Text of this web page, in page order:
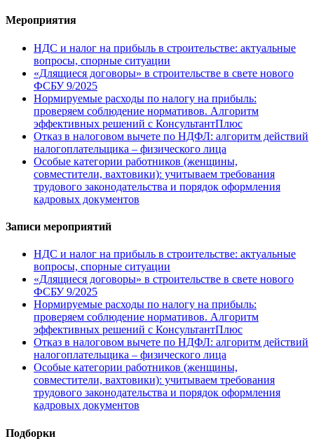
Мероприятия
НДС и налог на прибыль в строительстве: актуальные
вопросы, спорные ситуации
«Длящиеся договоры» в строительстве в свете нового
ФСБУ 9/2025
Нормируемые расходы по налогу на прибыль:
проверяем соблюдение нормативов. Алгоритм
эффективных решений с КонсультантПлюс
Отказ в налоговом вычете по НДФЛ: алгоритм действий
налогоплательщика – физического лица
Особые категории работников (женщины,
совместители, вахтовики): учитываем требования
трудового законодательства и порядок оформления
кадровых документов
Записи мероприятий
НДС и налог на прибыль в строительстве: актуальные
вопросы, спорные ситуации
«Длящиеся договоры» в строительстве в свете нового
ФСБУ 9/2025
Нормируемые расходы по налогу на прибыль:
проверяем соблюдение нормативов. Алгоритм
эффективных решений с КонсультантПлюс
Отказ в налоговом вычете по НДФЛ: алгоритм действий
налогоплательщика – физического лица
Особые категории работников (женщины,
совместители, вахтовики): учитываем требования
трудового законодательства и порядок оформления
кадровых документов
Подборки